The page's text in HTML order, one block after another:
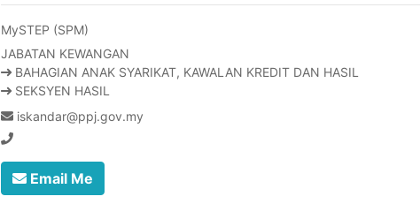
MySTEP (SPM)
JABATAN KEWANGAN
BAHAGIAN ANAK SYARIKAT, KAWALAN KREDIT DAN HASIL
SEKSYEN HASIL
iskandar@ppj.gov.my
Email Me